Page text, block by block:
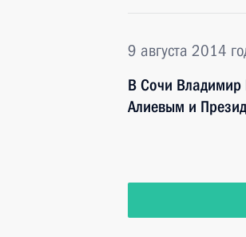
9 августа 2014
В Сочи Владимир
Алиевым и